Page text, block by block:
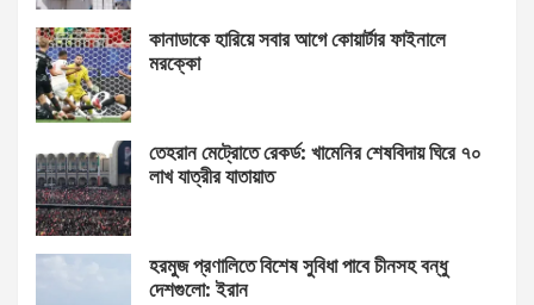
কানাডাকে হারিয়ে সবার আগে কোয়ার্টার ফাইনালে
মরক্কো
তেহরান মেট্রোতে রেকর্ড: খামেনির শেষবিদায় ঘিরে ৭০
লাখ যাত্রীর যাতায়াত
হরমুজ প্রণালিতে বিশেষ সুবিধা পাবে চীনসহ বন্ধু
দেশগুলো: ইরান